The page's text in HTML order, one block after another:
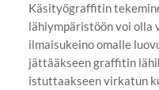
Käsityögraffitin
lähiympäristöön voi olla
ilmaisukeino omalle
jättääkseen graffitin
istuttaakseen virkatun